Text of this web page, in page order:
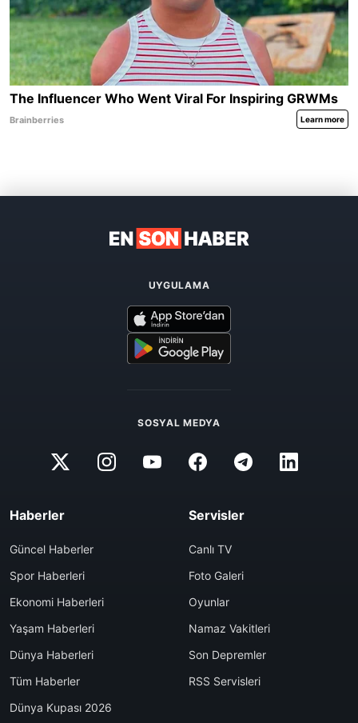
UYGULAMA
SOSYAL MEDYA
Haberler
Güncel Haberler
Spor Haberleri
Ekonomi Haberleri
Yaşam Haberleri
Dünya Haberleri
Tüm Haberler
Dünya Kupası 2026
Servisler
Canlı TV
Foto Galeri
Oyunlar
Namaz Vakitleri
Son Depremler
RSS Servisleri